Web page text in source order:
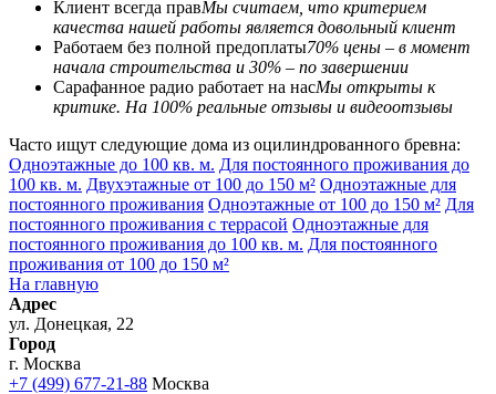
Клиент всегда правМы считаем, что критерием
качества нашей работы является довольный клиент
Работаем без полной предоплаты70% цены – в момент
начала строительства и 30% – по завершении
Сарафанное радио работает на насМы открыты к
критике. На 100% реальные отзывы и видеоотзывы
Часто ищут следующие дома из оцилиндрованного бревна:
Одноэтажные до 100 кв. м. Для постоянного проживания до
100 кв. м. Двухэтажные от 100 до 150 м² Одноэтажные для
постоянного проживания Одноэтажные от 100 до 150 м² Для
постоянного проживания с террасой Одноэтажные для
постоянного проживания до 100 кв. м. Для постоянного
проживания от 100 до 150 м²
На главную
Адрес
ул. Донецкая, 22
Город
г. Москва
+7 (499) 677-21-88 Москва